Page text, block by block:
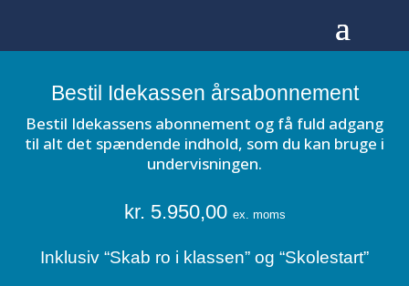
Bestil Idekassen årsabonnement
Bestil Idekassens abonnement og få fuld adgang
til alt det spændende indhold, som du kan bruge i
undervisningen.
kr. 5.950,00 ex. moms
Inklusiv “Skab ro i klassen” og “Skolestart”